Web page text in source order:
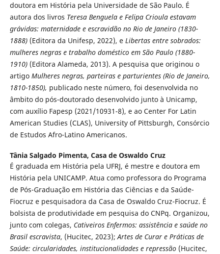
doutora em História pela Universidade de São Paulo. É
autora dos livros Teresa Benguela e Felipa Crioula estavam
grávidas: maternidade e escravidão no Rio de Janeiro (1830-
1888)(Editora da Unifesp, 2022), e Libertas entre sobrados:
mulheres negras e trabalho doméstico em São Paulo (1880-
1910)(Editora Alameda, 2013). A pesquisa que originou o
artigo Mulheres negras, parteiras e parturientes (Rio de Janeiro,
1810-1850), publicado neste número, foi desenvolvida no
âmbito do pós-doutorado desenvolvido junto à Unicamp,
com auxílio Fapesp (2021/10931-8), e ao Center For Latin
American Studies (CLAS), University of Pittsburgh, Consórcio
de Estudos Afro-Latino Americanos.
Tânia Salgado Pimenta, Casa de Oswaldo Cruz
É graduada em História pela UFRJ, é mestre e doutora em
História pela UNICAMP. Atua como professora do Programa
de Pós-Graduação em História das Ciências e da Saúde-
Fiocruz e pesquisadora da Casa de Oswaldo Cruz-Fiocruz. É
bolsista de produtividade em pesquisa do CNPq. Organizou,
junto com colegas, Cativeiros Enfermos: assistência e saúde no
Brasil escravista, (Hucitec, 2023);Artes de Curar e Práticas de
Saúde: circularidades, institucionalidades e repressão(Hucitec,